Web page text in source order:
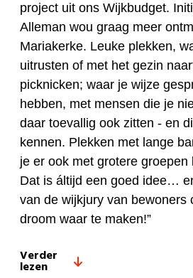
project uit ons Wijkbudget.
Alleman wou graag meer
Mariakerke. Leuke plekken,
uitrusten of met het gezin
picknicken; waar je wijze
hebben, met mensen die je
daar toevallig ook zitten - en
kennen. Plekken met lange
je er ook met grotere groepen
Dat is áltijd een goed idee…
van de wijkjury van bewoners
droom waar te maken!”
Verder
lezen